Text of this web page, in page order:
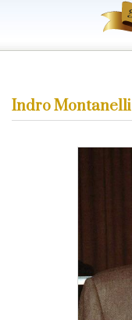
Indro Montanelli